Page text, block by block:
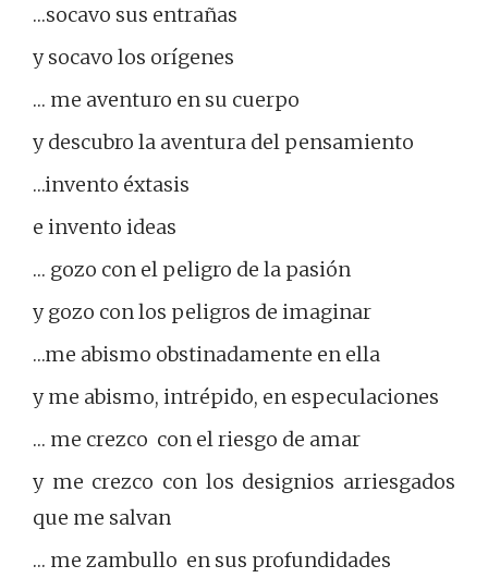
…socavo sus entrañas
y socavo los orígenes
… me aventuro en su cuerpo
y descubro la aventura del pensamiento
…invento éxtasis
e invento ideas
… gozo con el peligro de la pasión
y gozo con los peligros de imaginar
…me abismo obstinadamente en ella
y me abismo, intrépido, en especulaciones
… me crezco con el riesgo de amar
y me crezco con los designios arriesgados
que me salvan
… me zambullo en sus profundidades